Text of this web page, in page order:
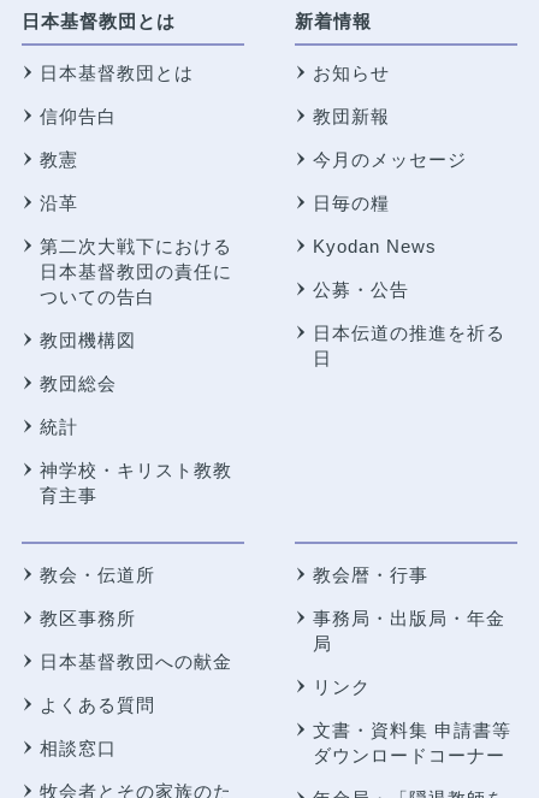
日本基督教団とは
日本基督教団とは
信仰告白
教憲
沿革
第二次大戦下における
日本基督教団の責任に
ついての告白
教団機構図
教団総会
統計
神学校・キリスト教教
育主事
新着情報
お知らせ
教団新報
今月のメッセージ
日毎の糧
Kyodan News
公募・公告
日本伝道の推進を祈る
日
教会・伝道所
教区事務所
日本基督教団への献金
よくある質問
相談窓口
牧会者とその家族のた
教会暦・行事
事務局・出版局・年金
局
リンク
文書・資料集 申請書等
ダウンロードコーナー